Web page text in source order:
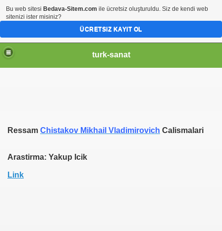
turk-sanat
Ressam Chistakov Mikhail Vladimirovich Calismalari
Arastirma: Yakup Icik
Link
Bu web sitesi Bedava-Sitem.com ile ücretsiz oluşturuldu. Siz de kendi web
sitenizi ister misiniz?
ÜCRETSIZ KAYIT OL